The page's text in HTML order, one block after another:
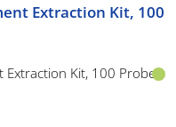
Extraction Kit, 100